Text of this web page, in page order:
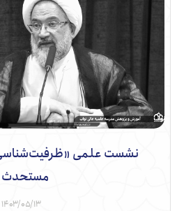
نشست علمی «ظرفیت‌شناسی
مستحدث»
۱۴۰۳/۰۵/۱۳